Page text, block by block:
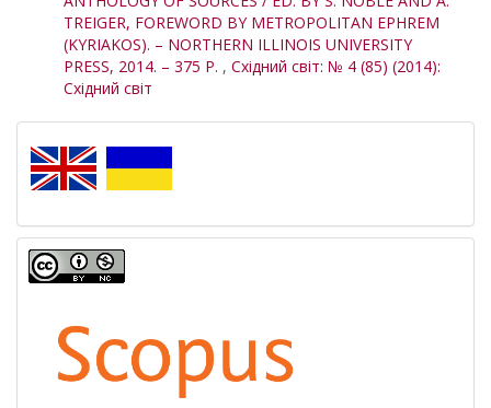
TREIGER, FOREWORD BY METROPOLITAN EPHREM
(KYRIAKOS). – NORTHERN ILLINOIS UNIVERSITY
PRESS, 2014. – 375 P. , Східний світ: № 4 (85) (2014):
Східний світ